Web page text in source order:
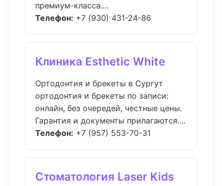
премиум-класса....
Телефон: +7 (930) 431-24-86
Клиника Esthetic White
Ортодонтия и брекеты в Сургут
ортодонтия и брекеты по записи:
онлайн, без очередей, честные цены.
Гарантия и документы прилагаются....
Телефон: +7 (957) 553-70-31
Стоматология Laser Kids